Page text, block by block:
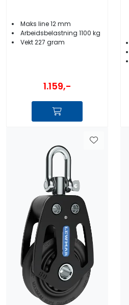
Maks line 12 mm
Arbeidsbelastning 1100 kg
Vekt 227 gram
1.159,-